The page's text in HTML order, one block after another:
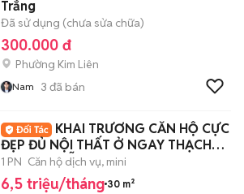
Trắng
Đã sử dụng (chưa sửa chữa)
300.000 đ
Phường Kim Liên
Nam 3 đã bán
KHAI TRƯƠNG CĂN HỘ CỰC
ĐẸP ĐỦ NỘI THẤT Ở NGAY THẠCH
LAM NGUYỄN SƠN
1 PN Căn hộ dịch vụ, mini
6,5 triệu/tháng 30 m²